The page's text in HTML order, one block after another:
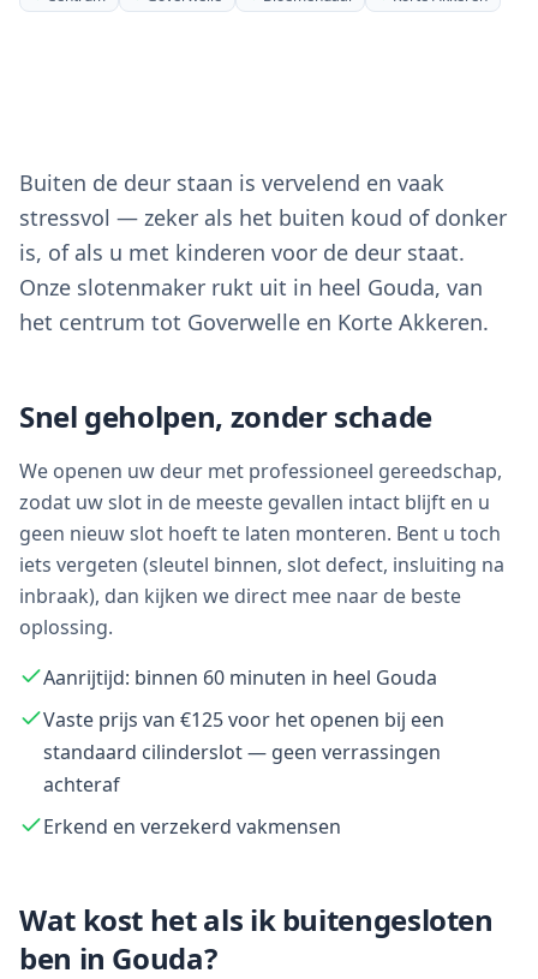
Buiten de deur staan is vervelend en vaak
stressvol — zeker als het buiten koud of donker
is, of als u met kinderen voor de deur staat.
Onze slotenmaker rukt uit in heel Gouda, van
het centrum tot Goverwelle en Korte Akkeren.
Snel geholpen, zonder schade
We openen uw deur met professioneel gereedschap,
zodat uw slot in de meeste gevallen intact blijft en u
geen nieuw slot hoeft te laten monteren. Bent u toch
iets vergeten (sleutel binnen, slot defect, insluiting na
inbraak), dan kijken we direct mee naar de beste
oplossing.
Aanrijtijd: binnen 60 minuten in heel Gouda
Vaste prijs van €125 voor het openen bij een
standaard cilinderslot — geen verrassingen
achteraf
Erkend en verzekerd vakmensen
Wat kost het als ik buitengesloten
ben in Gouda?